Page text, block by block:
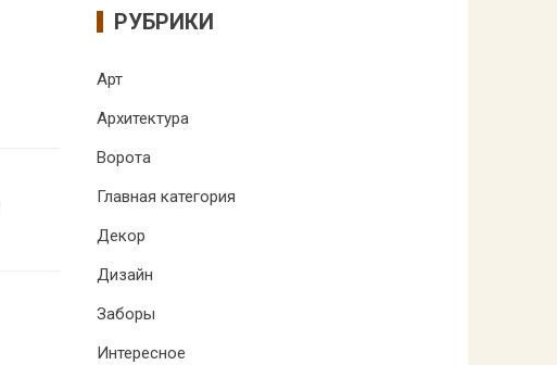
РУБРИКИ
Арт
Архитектура
Ворота
Главная категория
Декор
Дизайн
Заборы
Интересное